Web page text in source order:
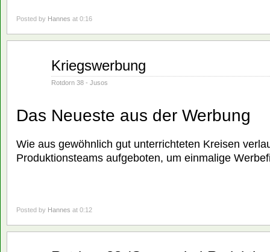
Posted by Hannes at 0:16
Kriegswerbung
Rotdorn 38 - Jusos
Das Neueste aus der Werbung
Wie aus gewöhnlich gut unterrichteten Kreisen
Produktionsteams aufgeboten, um einmalige
Posted by Hannes at 0:12